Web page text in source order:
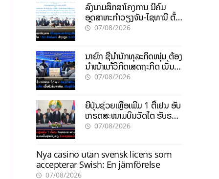
ລົງນາມສຶກສາໂຄງການ ນິຄົມ
ອຸດສາຫະກຳວຽງຈັນ-ໄຊທານີ ຕັ້ງ
ເປົ້າດຶງທຶນ 150 ລ້ານໂດລາ, ສ້າງ
07/08/2026
ນາຍົກ ຊີ້ນຳນັກທຸລະກິດໜຸ່ມ ຕ້ອງ
ນຳໜ້າແກ້ວິກິດເສດຖະກິດ ເນັ້ນດຶງ
ທຶນສາກົນ, ຫັນສູ່ດິຈິຕອນ
07/08/2026
ຍີ່ປຸ່ນຊ່ວຍເຫຼືອເພີ່ມ 1 ຕື້ເຢນ ອັບ
ເກຣດສະໜາມບິນວັດໄຕ ຮັບຮອງ
ການເຕີບໂຕ
07/08/2026
Nya casino utan svensk licens som
accepterar Swish: En jämförelse
07/08/2026